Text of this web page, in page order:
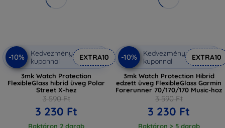
-10%
Kedvezmény
kuponnal
EXTRA10
3mk Watch Protection
FlexibleGlass hibrid üveg Polar
Street X-hez
3 590 Ft
3 230 Ft
Raktáron 2 darab
-10%
Kedvezmény
kuponnal
EXTRA10
3mk Watch Protection Hibrid
edzett üveg FlexibleGlass Garmin
Forerunner 70/170/170 Music-hoz
3 590 Ft
3 230 Ft
Raktáron > 5 darab